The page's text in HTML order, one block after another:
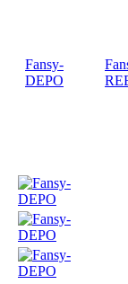
Fansy-
DEPO